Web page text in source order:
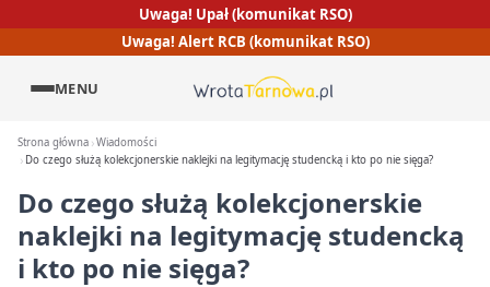
Uwaga! Upał (komunikat RSO)
Uwaga! Alert RCB (komunikat RSO)
MENU
Strona główna Wiadomości
Do czego służą kolekcjonerskie naklejki na legitymację studencką i kto po nie sięga?
Do czego służą kolekcjonerskie
naklejki na legitymację studencką
i kto po nie sięga?